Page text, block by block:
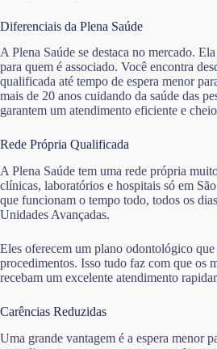
Diferenciais da Plena Saúde
A Plena Saúde se destaca no mercado.
para quem é associado. Você encontra
qualificada até tempo de espera menor
mais de 20 anos cuidando da saúde das
garantem um atendimento eficiente e
Rede Própria Qualificada
A Plena Saúde tem uma rede própria
clínicas, laboratórios e hospitais só em
que funcionam o tempo todo, todos os
Unidades Avançadas.
Eles oferecem um plano odontológico
procedimentos. Isso tudo faz com que os
recebam um excelente atendimento
Carências Reduzidas
Uma grande vantagem é a espera menor